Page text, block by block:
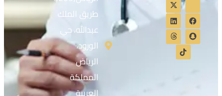
طريق الملك
عبدالله، حي
الورود،
الرياض
المملكة